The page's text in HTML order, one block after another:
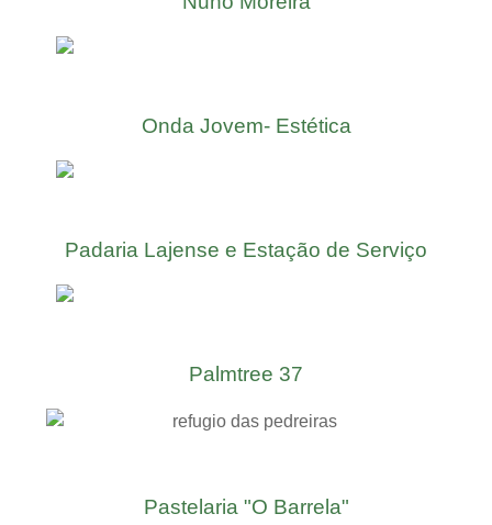
Onda Jovem- Estética
Padaria Lajense e Estação de Serviço
Palmtree 37
Pastelaria "O Barrela"